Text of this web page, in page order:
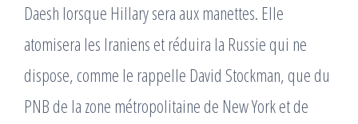
Daesh lorsque Hillary sera aux manettes. Elle
atomisera les Iraniens et réduira la Russie qui ne
dispose, comme le rappelle David Stockman, que du
PNB de la zone métropolitaine de New York et de